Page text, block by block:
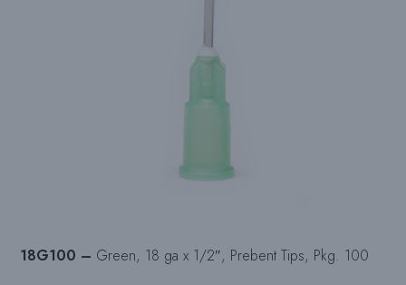
18G100 – Green, 18 ga x 1/2″, Prebent Tips, Pkg. 100